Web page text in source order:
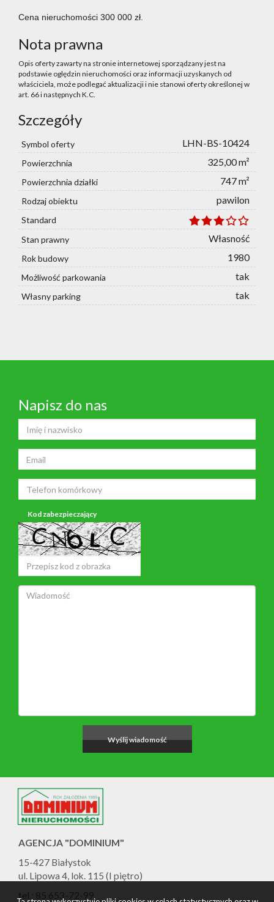
Cena nieruchomości 300 000 zł.
Nota prawna
Opis oferty zawarty na stronie internetowej sporządzany jest na
podstawie oględzin nieruchomości oraz informacji uzyskanych od
właściciela, może podlegać aktualizacji i nie stanowi oferty określonej w
art. 66 i następnych K.C.
Szczegóły
Symbol oferty LHN-BS-10424
Powierzchnia 325,00 m²
Powierzchnia działki 747 m²
Rodzaj obiektu pawilon
Standard
Stan prawny
Własność
Rok budowy 1980
Możliwość parkowania tak
Własny parking tak
Napisz do nas
Kod zabezpieczający
AGENCJA "DOMINIUM"
15-427 Białystok
ul. Lipowa 4, lok. 115 (I piętro)
tel.: 85 653-72-99